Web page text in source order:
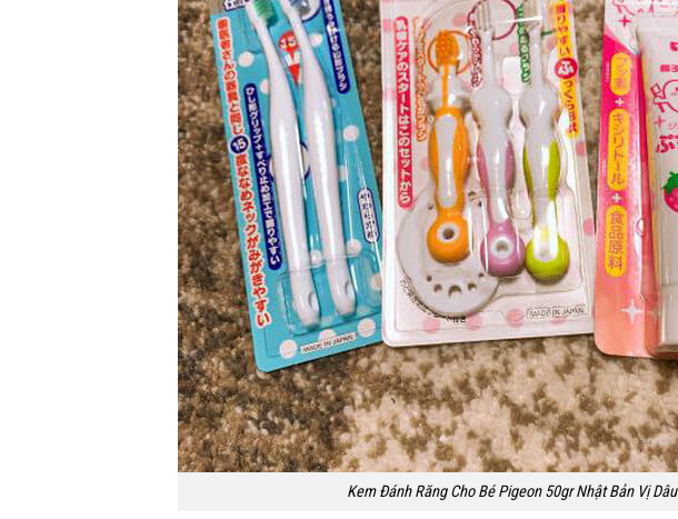
Kem Đánh Răng Cho Bé Pigeon 50gr Nhật Bản Vị Dâu